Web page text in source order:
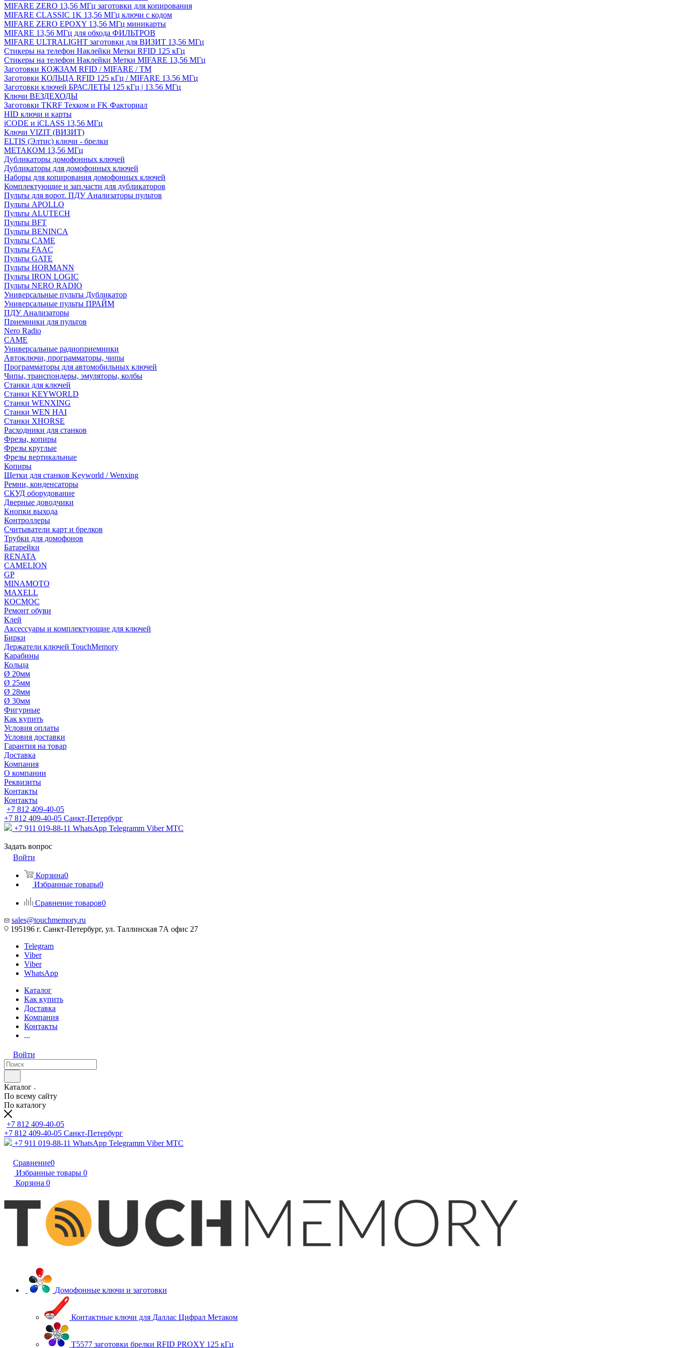
MIFARE ZERO 13,56 МГц заготовки для копирования
MIFARE CLASSIC 1K 13,56 МГц ключи с кодом
MIFARE ZERO EPOXY 13,56 МГц миникарты
MIFARE 13,56 МГц для обхода ФИЛЬТРОВ
MIFARE ULTRALIGHT заготовки для ВИЗИТ 13,56 МГц
Стикеры на телефон Наклейки Метки RFID 125 кГц
Стикеры на телефон Наклейки Метки MIFARE 13,56 МГц
Заготовки КОЖЗАМ RFID / MIFARE / TM
Заготовки КОЛЬЦА RFID 125 кГц / MIFARE 13.56 МГц
Заготовки ключей БРАСЛЕТЫ 125 кГц | 13.56 МГц
Ключи ВЕЗДЕХОДЫ
Заготовки TKRF Техком и FK Факториал
HID ключи и карты
iCODE и iCLASS 13,56 МГц
Ключи VIZIT (ВИЗИТ)
ELTIS (Элтис) ключи - брелки
МЕТАКОМ 13,56 МГц
Дубликаторы домофонных ключей
Дубликаторы для домофонных ключей
Наборы для копирования домофонных ключей
Комплектующие и зап.части для дубликаторов
Пульты для ворот. ПДУ Анализаторы пультов
Пульты APOLLO
Пульты ALUTECH
Пульты BFT
Пульты BENINCA
Пульты CAME
Пульты FAAC
Пульты GATE
Пульты HORMANN
Пульты IRON LOGIC
Пульты NERO RADIO
Универсальные пульты Дубликатор
Универсальные пульты ПРАЙМ
ПДУ Анализаторы
Приемники для пультов
Nero Radio
CAME
Универсальные радиоприемники
Автоключи, программаторы, чипы
Программаторы для автомобильных ключей
Чипы, транспондеры, эмуляторы, колбы
Станки для ключей
Станки KEYWORLD
Станки WENXING
Станки WEN HAI
Станки XHORSE
Расходники для станков
Фрезы, копиры
Фрезы круглые
Фрезы вертикальные
Копиры
Щетки для станков Keyworld / Wenxing
Ремни, конденсаторы
СКУД оборудование
Дверные доводчики
Кнопки выхода
Контроллеры
Считыватели карт и брелков
Трубки для домофонов
Батарейки
RENATA
CAMELION
GP
MINAMOTO
MAXELL
КОСМОС
Ремонт обуви
Клей
Аксессуары и комплектующие для ключей
Бирки
Держатели ключей TouchMemory
Карабины
Кольца
Ø 20мм
Ø 25мм
Ø 28мм
Ø 30мм
Фигурные
Как купить
Условия оплаты
Условия доставки
Гарантия на товар
Доставка
Компания
О компании
Реквизиты
Контакты
Контакты
+7 812 409-40-05
+7 812 409-40-05 Санĸт-Петербург
+7 911 019-88-11 WhatsApp Telegramm Viber МТС
Задать вопрос
Войти
Корзина0
Избранные товары0
Сравнение товаров0
sales@touchmemory.ru
195196 г. Санкт-Петербург, ул. Таллинская 7А офис 27
Telegram
Viber
Viber
WhatsApp
Каталог
Как купить
Доставка
Компания
Контакты
...
Войти
Каталог
По всему сайту
По каталогу
+7 812 409-40-05
+7 812 409-40-05 Санĸт-Петербург
+7 911 019-88-11 WhatsApp Telegramm Viber МТС
Сравнение0
Избранные товары 0
Корзина 0
Домофонные ключи и заготовки
Контактные ключи для Даллас Цифрал Метаком
T5577 заготовки брелки RFID PROXY 125 кГц